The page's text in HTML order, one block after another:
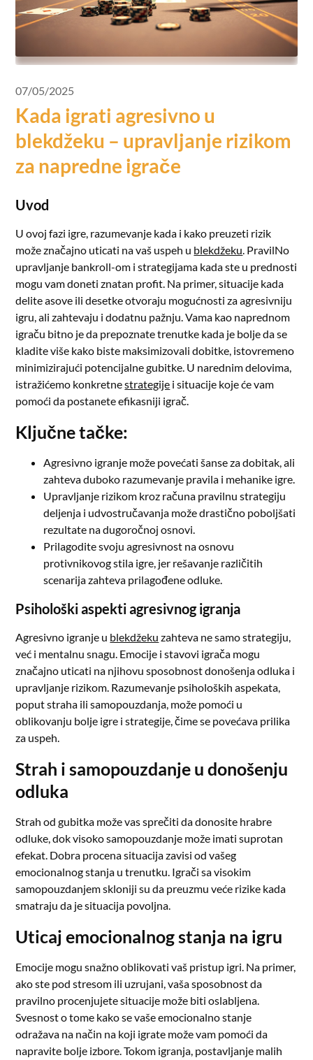
07/05/2025
Kada igrati agresivno u
blekdžeku – upravljanje rizikom
za napredne igrače
Uvod
U ovoj fazi igre, razumevanje kada i kako preuzeti rizik
može značajno uticati na vaš uspeh u blekdžeku. PravilNo
upravljanje bankroll-om i strategijama kada ste u prednosti
mogu vam doneti znatan profit. Na primer, situacije kada
delite asove ili desetke otvoraju mogućnosti za agresivniju
igru, ali zahtevaju i dodatnu pažnju. Vama kao naprednom
igraču bitno je da prepoznate trenutke kada je bolje da se
kladite više kako biste maksimizovali dobitke, istovremeno
minimizirajući potencijalne gubitke. U narednim delovima,
istražićemo konkretnestrategije i situacije koje će vam
pomoći da postanete efikasniji igrač.
Ključne tačke:
Agresivno igranje može povećati šanse za dobitak, ali
zahteva duboko razumevanje pravila i mehanike igre.
Upravljanje rizikom kroz računa pravilnu strategiju
deljenja i udvostručavanja može drastično poboljšati
rezultate na dugoročnoj osnovi.
Prilagodite svoju agresivnost na osnovu
protivnikovog stila igre, jer rešavanje različitih
scenarija zahteva prilagođene odluke.
Psihološki aspekti agresivnog igranja
Agresivno igranje u blekdžeku zahteva ne samo strategiju,
već i mentalnu snagu. Emocije i stavovi igrača mogu
značajno uticati na njihovu sposobnost donošenja odluka i
upravljanje rizikom. Razumevanje psiholoških aspekata,
poput straha ili samopouzdanja, može pomoći u
oblikovanju bolje igre i strategije, čime se povećava prilika
za uspeh.
Strah i samopouzdanje u donošenju
odluka
Strah od gubitka može vas sprečiti da donosite hrabre
odluke, dok visoko samopouzdanje može imati suprotan
efekat. Dobra procena situacija zavisi od vašeg
emocionalnog stanja u trenutku. Igrači sa visokim
samopouzdanjem skloniji su da preuzmu veće rizike kada
smatraju da je situacija povoljna.
Uticaj emocionalnog stanja na igru
Emocije mogu snažno oblikovati vaš pristup igri. Na primer,
ako ste pod stresom ili uzrujani, vaša sposobnost da
pravilno procenjujete situacije može biti oslabljena.
Svesnost o tome kako se vaše emocionalno stanje
odražava na način na koji igrate može vam pomoći da
napravite bolje izbore. Tokom igranja, postavljanje malih